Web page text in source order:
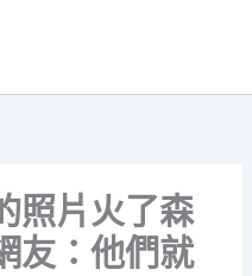
照片火了森
友：他們就